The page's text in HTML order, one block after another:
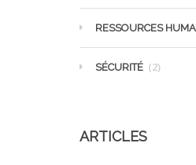
RESSOURCES
SÉCURITÉ (2)
ARTICLES